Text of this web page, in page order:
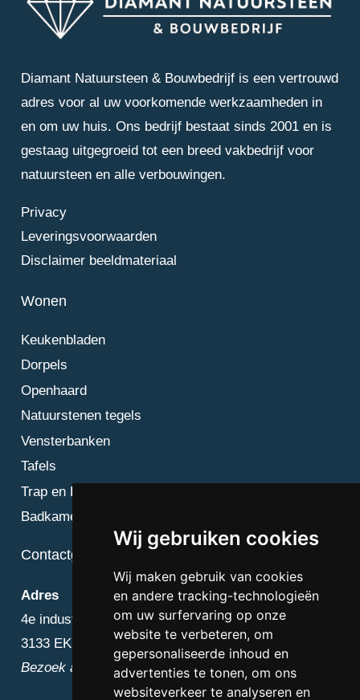
Wij gebruiken cookies
Wij maken gebruik van cookies
en andere tracking-technologieën
om uw surfervaring op onze
website te verbeteren, om
gepersonaliseerde inhoud en
advertenties te tonen, om ons
websiteverkeer te analyseren en
Diamant Natuursteen & Bouwbedrijf is een vertrouwd
adres voor al uw voorkomende werkzaamheden in
en om uw huis. Ons bedrijf bestaat sinds 2001 en is
gestaag uitgegroeid tot een breed vakbedrijf voor
natuursteen en alle verbouwingen.
Privacy
Leveringsvoorwaarden
Disclaimer beeldmateriaal
Wonen
Keukenbladen
Dorpels
Openhaard
Natuurstenen tegels
Vensterbanken
Tafels
Trap en Bordes
Badkamer
Contactgegevens
Adres
4e industriestraat 25
3133 EK Vlaardingen
Bezoek alleen op afspraak